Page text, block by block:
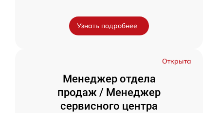
Узнать подробнее
Открыта
Менеджер отдела
продаж / Менеджер
сервисного центра